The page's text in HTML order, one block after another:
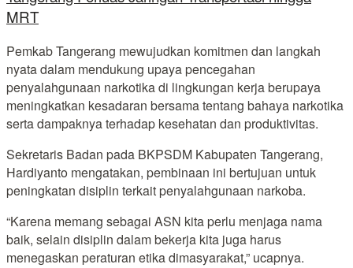
MRT
Pemkab Tangerang mewujudkan komitmen dan langkah
nyata dalam mendukung upaya pencegahan
penyalahgunaan narkotika di lingkungan kerja berupaya
meningkatkan kesadaran bersama tentang bahaya narkotika
serta dampaknya terhadap kesehatan dan produktivitas.
Sekretaris Badan pada BKPSDM Kabupaten Tangerang,
Hardiyanto mengatakan, pembinaan ini bertujuan untuk
peningkatan disiplin terkait penyalahgunaan narkoba.
“Karena memang sebagai ASN kita perlu menjaga nama
baik, selain disiplin dalam bekerja kita juga harus
menegaskan peraturan etika dimasyarakat,” ucapnya.